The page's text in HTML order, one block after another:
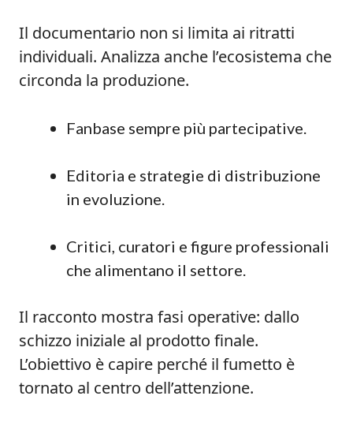
Il documentario non si limita ai ritratti
individuali. Analizza anche l’ecosistema che
circonda la produzione.
Fanbase sempre più partecipative.
Editoria e strategie di distribuzione
in evoluzione.
Critici, curatori e figure professionali
che alimentano il settore.
Il racconto mostra fasi operative: dallo
schizzo iniziale al prodotto finale.
L’obiettivo è capire perché il fumetto è
tornato al centro dell’attenzione.